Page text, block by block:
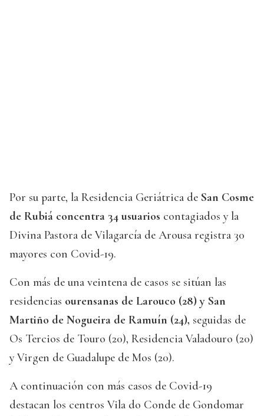
Por su parte, la Residencia Geriátrica de San Cosme
de Rubiá concentra 34 usuarios contagiados y la
Divina Pastora de Vilagarcía de Arousa registra 30
mayores con Covid-19.
Con más de una veintena de casos se sitúan las
residencias ourensanas de Larouco (28) y San
Martiño de Nogueira de Ramuín (24), seguidas de
Os Tercios de Touro (20), Residencia Valadouro (20)
y Virgen de Guadalupe de Mos (20).
A continuación con más casos de Covid-19
destacan los centros Vila do Conde de Gondomar